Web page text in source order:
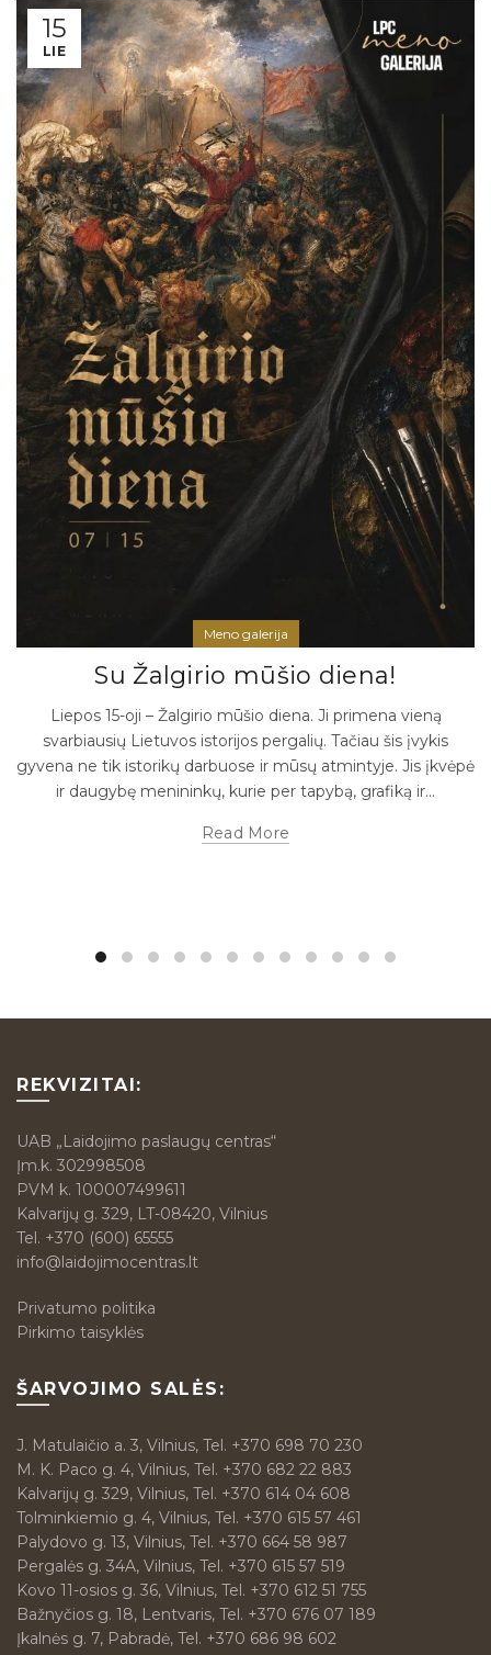
15
LIE
Meno galerija
Su Žalgirio mūšio diena!
Liepos 15-oji – Žalgirio mūšio diena. Ji primena vieną
svarbiausių Lietuvos istorijos pergalių. Tačiau šis įvykis
gyvena ne tik istorikų darbuose ir mūsų atmintyje. Jis įkvėpė
ir daugybę menininkų, kurie per tapybą, grafiką ir...
Read More
REKVIZITAI:
UAB „Laidojimo paslaugų centras“
Įm.k. 302998508
PVM k. 100007499611
Kalvarijų g. 329, LT-08420, Vilnius
Tel. +370 (600) 65555
info@laidojimocentras.lt
Privatumo politika
Pirkimo taisyklės
ŠARVOJIMO SALĖS:
J. Matulaičio a. 3, Vilnius, Tel. +370 698 70 230
M. K. Paco g. 4, Vilnius, Tel. +370 682 22 883
Kalvarijų g. 329, Vilnius, Tel. +370 614 04 608
Tolminkiemio g. 4, Vilnius, Tel. +370 615 57 461
Palydovo g. 13, Vilnius, Tel. +370 664 58 987
Pergalės g. 34A, Vilnius, Tel. +370 615 57 519
Kovo 11-osios g. 36, Vilnius, Tel. +370 612 51 755
Bažnyčios g. 18, Lentvaris, Tel. +370 676 07 189
Įkalnės g. 7, Pabradė, Tel. +370 686 98 602